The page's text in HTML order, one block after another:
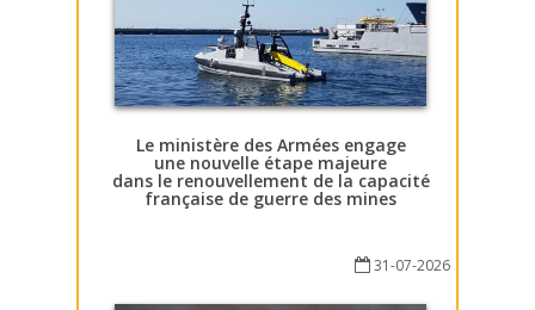
Le ministère des Armées engage
une nouvelle étape majeure
dans le renouvellement de la capacité
française de guerre des mines
31-07-2026